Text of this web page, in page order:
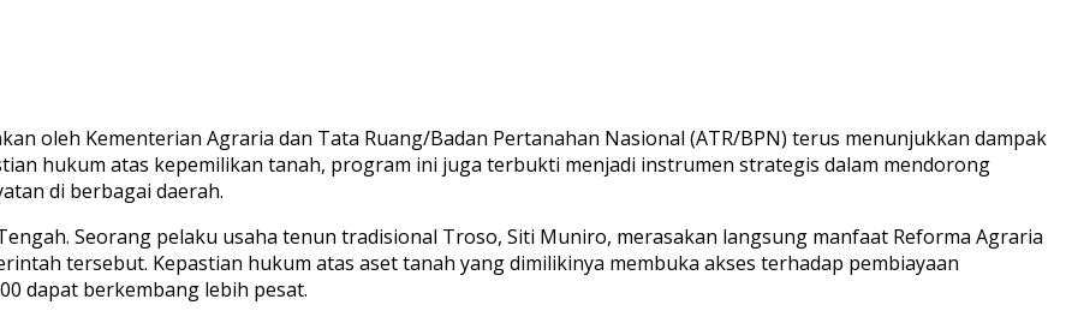
oleh Kementerian Agraria dan Tata Ruang/Badan Pertanahan Nasional (ATR/BPN) terus menunjukkan dampak
hukum atas kepemilikan tanah, program ini juga terbukti menjadi instrumen strategis dalam mendorong
di berbagai daerah.
Seorang pelaku usaha tenun tradisional Troso, Siti Muniro, merasakan langsung manfaat Reforma Agraria
tersebut. Kepastian hukum atas aset tanah yang dimilikinya membuka akses terhadap pembiayaan
dapat berkembang lebih pesat.